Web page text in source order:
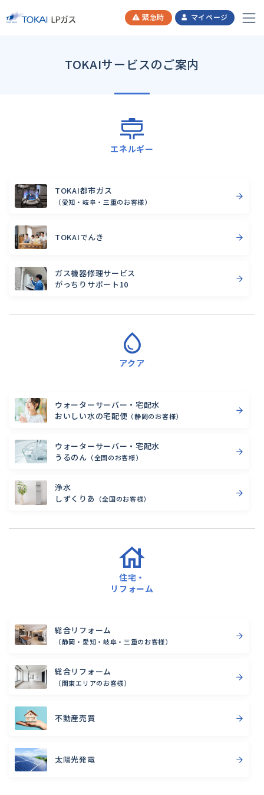
緊急時 マイページ
TOKAIサービスのご案内
エネルギー
TOKAI都市ガス
（愛知・岐阜・三重のお客様）
TOKAIでんき
ガス機器修理サービス
がっちりサポート10
アクア
ウォーターサーバー・宅配水
おいしい水の宅配便 （静岡のお客様）
ウォーターサーバー・宅配水
うるのん （全国のお客様）
浄水
しずくりあ （全国のお客様）
住宅・
リフォーム
総合リフォーム
（静岡・愛知・岐阜・三重のお客様）
総合リフォーム
（関東エリアのお客様）
不動産売買
太陽光発電